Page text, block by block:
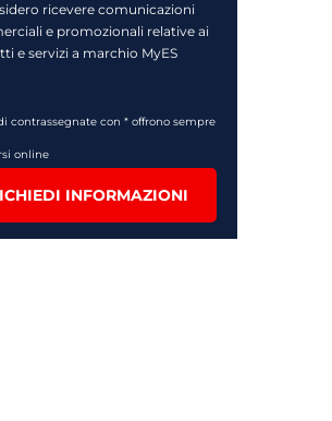
ricevere comunicazioni
e promozionali relative ai
e servizi a marchio MyES
contrassegnate con * offrono sempre
online
INFORMAZIONI